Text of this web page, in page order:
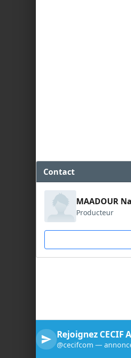
Contact
MAADOUR
Producteur
Rejoignez CECIF
@cecifcom —